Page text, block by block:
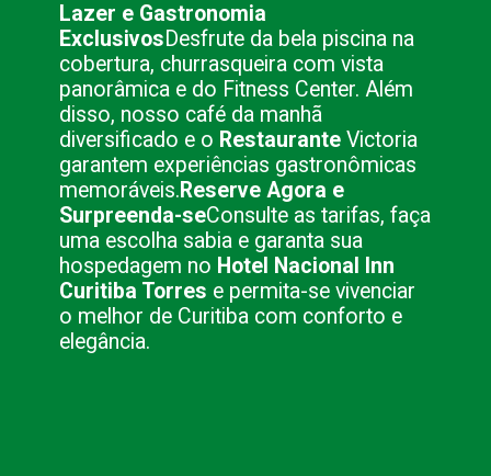
Lazer e Gastronomia
ExclusivosDesfrute da bela piscina na
cobertura, churrasqueira com vista
panorâmica e do Fitness Center. Além
disso, nosso café da manhã
diversificado e o Restaurante Victoria
garantem experiências gastronômicas
memoráveis.Reserve Agora e
Surpreenda-seConsulte as tarifas, faça
uma escolha sabia e garanta sua
hospedagem no Hotel Nacional Inn
Curitiba Torres e permita-se vivenciar
o melhor de Curitiba com conforto e
elegância.